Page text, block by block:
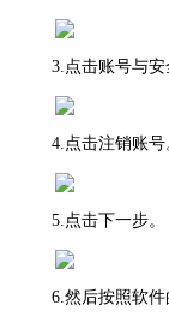
3.点击账号与安
4.点击注销账号
5.点击下一步。
6.然后按照软件